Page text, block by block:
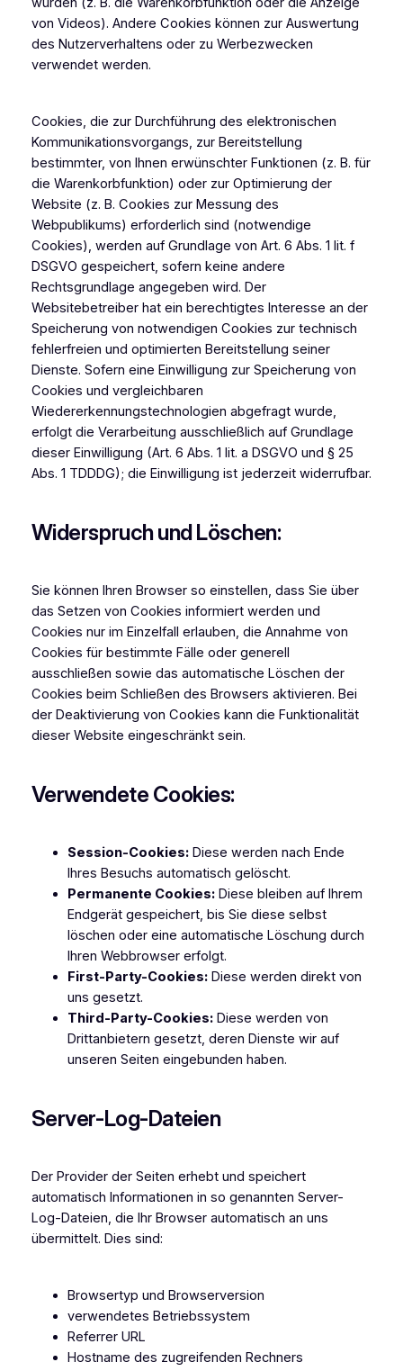
von Videos). Andere Cookies können zur Auswertung
des Nutzerverhaltens oder zu Werbezwecken
verwendet werden.
Cookies, die zur Durchführung des elektronischen
Kommunikationsvorgangs, zur Bereitstellung
bestimmter, von Ihnen erwünschter Funktionen (z. B. für
die Warenkorbfunktion) oder zur Optimierung der
Website (z. B. Cookies zur Messung des
Webpublikums) erforderlich sind (notwendige
Cookies), werden auf Grundlage von Art. 6 Abs. 1 lit. f
DSGVO gespeichert, sofern keine andere
Rechtsgrundlage angegeben wird. Der
Websitebetreiber hat ein berechtigtes Interesse an der
Speicherung von notwendigen Cookies zur technisch
fehlerfreien und optimierten Bereitstellung seiner
Dienste. Sofern eine Einwilligung zur Speicherung von
Cookies und vergleichbaren
Wiedererkennungstechnologien abgefragt wurde,
erfolgt die Verarbeitung ausschließlich auf Grundlage
dieser Einwilligung (Art. 6 Abs. 1 lit. a DSGVO und § 25
Abs. 1 TDDDG); die Einwilligung ist jederzeit widerrufbar.
Widerspruch und Löschen:
Sie können Ihren Browser so einstellen, dass Sie über
das Setzen von Cookies informiert werden und
Cookies nur im Einzelfall erlauben, die Annahme von
Cookies für bestimmte Fälle oder generell
ausschließen sowie das automatische Löschen der
Cookies beim Schließen des Browsers aktivieren. Bei
der Deaktivierung von Cookies kann die Funktionalität
dieser Website eingeschränkt sein.
Verwendete Cookies:
Session-Cookies:Diese werden nach Ende
Ihres Besuchs automatisch gelöscht.
Permanente Cookies:Diese bleiben auf Ihrem
Endgerät gespeichert, bis Sie diese selbst
löschen oder eine automatische Löschung durch
Ihren Webbrowser erfolgt.
First-Party-Cookies:Diese werden direkt von
uns gesetzt.
Third-Party-Cookies:Diese werden von
Drittanbietern gesetzt, deren Dienste wir auf
unseren Seiten eingebunden haben.
Server-Log-Dateien
Der Provider der Seiten erhebt und speichert
automatisch Informationen in so genannten Server-
Log-Dateien, die Ihr Browser automatisch an uns
übermittelt. Dies sind:
Browsertyp und Browserversion
verwendetes Betriebssystem
Referrer URL
Hostname des zugreifenden Rechners